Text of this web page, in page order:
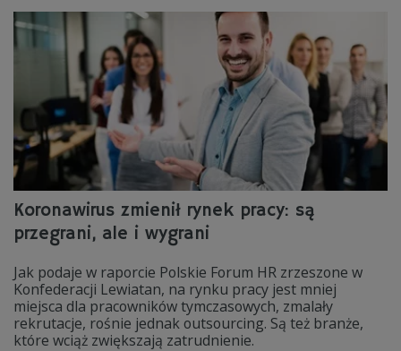
Koronawirus zmienił rynek pracy: są
przegrani, ale i wygrani
Jak podaje w raporcie Polskie Forum HR zrzeszone w
Konfederacji Lewiatan, na rynku pracy jest mniej
miejsca dla pracowników tymczasowych, zmalały
rekrutacje, rośnie jednak outsourcing. Są też branże,
które wciąż zwiększają zatrudnienie.